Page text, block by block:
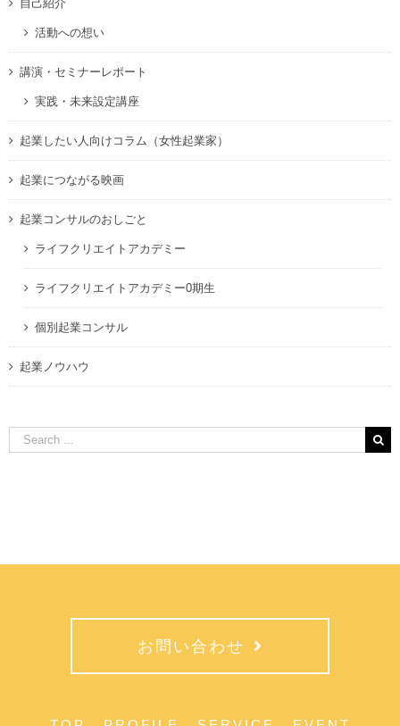
自己紹介
活動への想い
講演・セミナーレポート
実践・未来設定講座
起業したい人向けコラム（女性起業家）
起業につながる映画
起業コンサルのおしごと
ライフクリエイトアカデミー
ライフクリエイトアカデミー0期生
個別起業コンサル
起業ノウハウ
Search
for:
お問い合わせ